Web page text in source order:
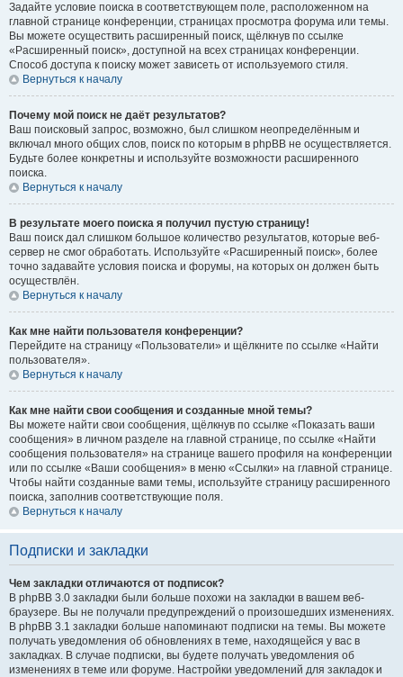
Задайте условие поиска в соответствующем поле, расположенном на
главной странице конференции, страницах просмотра форума или темы.
Вы можете осуществить расширенный поиск, щёлкнув по ссылке
«Расширенный поиск», доступной на всех страницах конференции.
Способ доступа к поиску может зависеть от используемого стиля.
Вернуться к началу
Почему мой поиск не даёт результатов?
Ваш поисковый запрос, возможно, был слишком неопределённым и
включал много общих слов, поиск по которым в phpBB не осуществляется.
Будьте более конкретны и используйте возможности расширенного
поиска.
Вернуться к началу
В результате моего поиска я получил пустую страницу!
Ваш поиск дал слишком большое количество результатов, которые веб-
сервер не смог обработать. Используйте «Расширенный поиск», более
точно задавайте условия поиска и форумы, на которых он должен быть
осуществлён.
Вернуться к началу
Как мне найти пользователя конференции?
Перейдите на страницу «Пользователи» и щёлкните по ссылке «Найти
пользователя».
Вернуться к началу
Как мне найти свои сообщения и созданные мной темы?
Вы можете найти свои сообщения, щёлкнув по ссылке «Показать ваши
сообщения» в личном разделе на главной странице, по ссылке «Найти
сообщения пользователя» на странице вашего профиля на конференции
или по ссылке «Ваши сообщения» в меню «Ссылки» на главной странице.
Чтобы найти созданные вами темы, используйте страницу расширенного
поиска, заполнив соответствующие поля.
Вернуться к началу
Подписки и закладки
Чем закладки отличаются от подписок?
В phpBB 3.0 закладки были больше похожи на закладки в вашем веб-
браузере. Вы не получали предупреждений о произошедших изменениях.
В phpBB 3.1 закладки больше напоминают подписки на темы. Вы можете
получать уведомления об обновлениях в теме, находящейся у вас в
закладках. В случае подписки, вы будете получать уведомления об
изменениях в теме или форуме. Настройки уведомлений для закладок и